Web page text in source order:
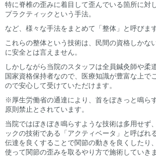
特に脊椎の歪みに着目して歪んでいる箇所に対
プラクティックという手法。
など、様々な手法をまとめて「整体」と呼びます
これらの整体という技術は、民間の資格しかな
に安全とは言えません。
しかしながら当院のスタッフは全員鍼灸師や柔
国家資格保持者なので、医療知識が豊富な上で
ので安心して受けていただけます。
※厚生労働省の通達により、首をぼきっと鳴ら
原則禁止とされています。
当院ではぼきぼき鳴らすような技術は多用せず
ックの技術である「アクティベータ」と呼ばれ
伝達を良くすることで関節の動きを良くしたり
使って関節の歪みを取るやり方で施術していきま